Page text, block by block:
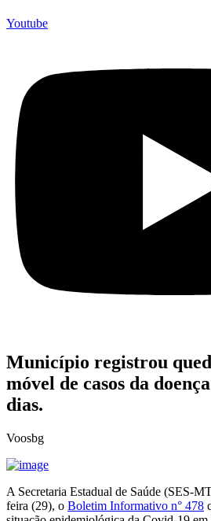
Youtube
Município registrou
móvel de casos da
dias.
Voosbg
A Secretaria Estadual de Saúde (SES-
feira (29), o Boletim Informativo n° 478